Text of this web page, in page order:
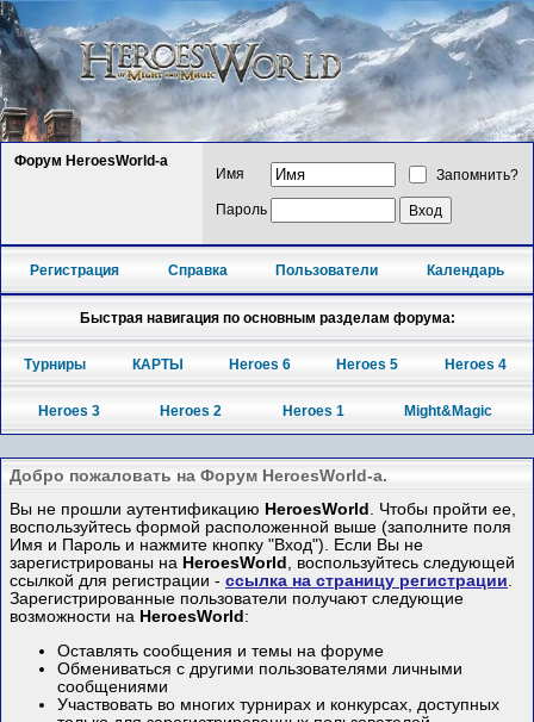
Форум HeroesWorld-а
Имя Запомнить?
Пароль
Регистрация Справка Пользователи Календарь
Быстрая навигация по основным разделам форума:
Турниры КАРТЫ Heroes 6 Heroes 5 Heroes 4
Heroes 3 Heroes 2 Heroes 1 Might&Magic
Добро пожаловать на Форум HeroesWorld-а.
Вы не прошли аутентификацию HeroesWorld . Чтобы пройти ее,
воспользуйтесь формой расположенной выше (заполните поля
Имя и Пароль и нажмите кнопку "Вход"). Если Вы не
зарегистрированы на HeroesWorld , воспользуйтесь следующей
ссылкой для регистрации - ссылка на страницу регистрации.
Зарегистрированные пользователи получают следующие
возможности на HeroesWorld :
Оставлять сообщения и темы на форуме
Обмениваться с другими пользователями личными
сообщениями
Участвовать во многих турнирах и конкурсах, доступных